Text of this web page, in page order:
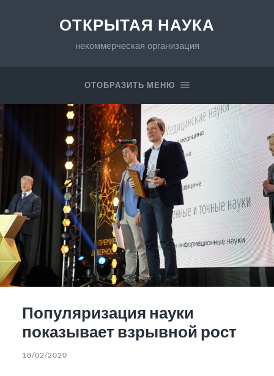
ОТКРЫТАЯ НАУКА
некоммерческая организация
ОТОБРАЗИТЬ МЕНЮ
Популяризация науки
показывает взрывной рост
18/02/2020